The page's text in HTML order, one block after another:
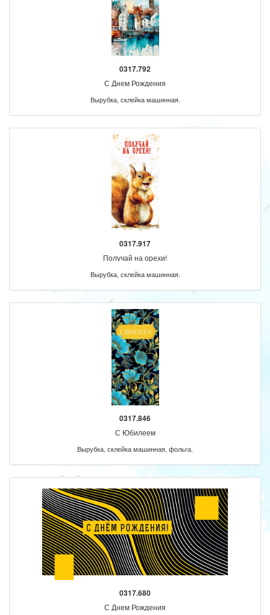
0317.792
С Днем Рождения
Вырубка, склейка машинная.
0317.917
Получай на орехи!
Вырубка, склейка машинная.
0317.846
С Юбилеем
Вырубка, склейка машинная, фольга.
0317.680
С Днем Рождения